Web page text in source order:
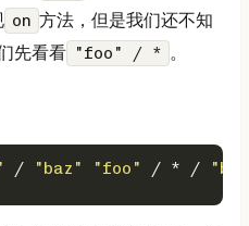
on 方法，但是我们还不知
先看看 "foo" / * 。
/ "baz" "foo" / * /